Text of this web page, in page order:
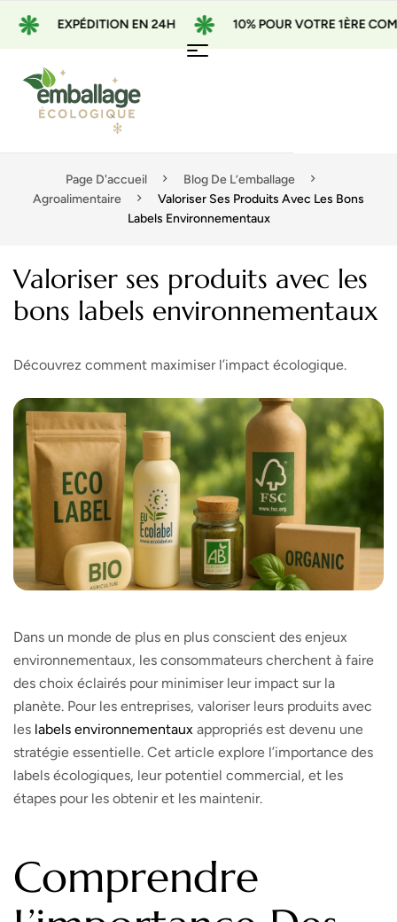
EXPÉDITION EN 24H 10% POUR VOTRE 1ÈRE
Page D'accueil
Blog De L’emballage
Agroalimentaire
Valoriser Ses Produits Avec Les Bons
Labels Environnementaux
Valoriser ses produits avec les
bons labels environnementaux
Découvrez comment maximiser l’impact écologique.
Dans un monde de plus en plus conscient des enjeux
environnementaux, les consommateurs cherchent à faire
des choix éclairés pour minimiser leur impact sur la
planète. Pour les entreprises, valoriser leurs produits avec
les labels environnementaux appropriés est devenu une
stratégie essentielle. Cet article explore l’importance des
labels écologiques, leur potentiel commercial, et les
étapes pour les obtenir et les maintenir.
Comprendre